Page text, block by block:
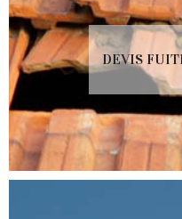
DEVIS